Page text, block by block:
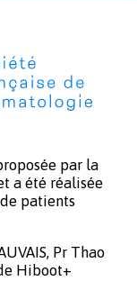
par la
a été réalisée
patients
Pr Thao
Hiboot+